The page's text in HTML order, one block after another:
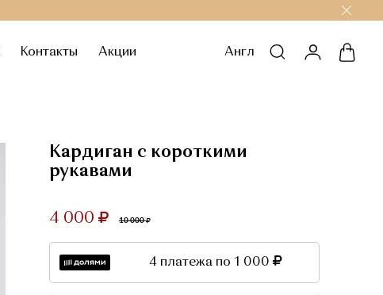
Контакты Акции Англ
личный
Кардиган с короткими
рукавами
4 000 10 000
4 платежа по 1 000